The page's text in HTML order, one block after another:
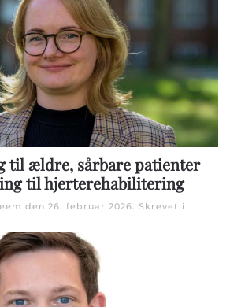
til ældre, sårbare patienter
til hjerterehabilitering
den 26. februar 2026 . Skrevet i